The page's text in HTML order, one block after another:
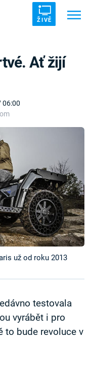
ŽIVĚ
06:00
Ať žijí
už od roku 2013
testovala
vyrábět i pro
to bude revoluce v